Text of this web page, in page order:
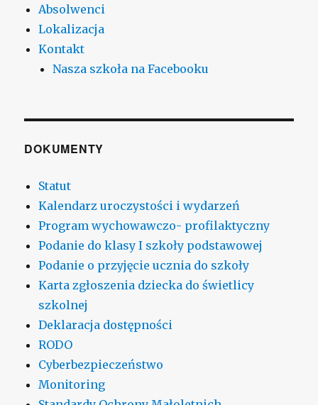
Absolwenci
Lokalizacja
Kontakt
Nasza szkoła na Facebooku
DOKUMENTY
Statut
Kalendarz uroczystości i wydarzeń
Program wychowawczo- profilaktyczny
Podanie do klasy I szkoły podstawowej
Podanie o przyjęcie ucznia do szkoły
Karta zgłoszenia dziecka do świetlicy
szkolnej
Deklaracja dostępności
RODO
Cyberbezpieczeństwo
Monitoring